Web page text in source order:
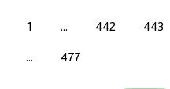
1 ... 442 443
... 477